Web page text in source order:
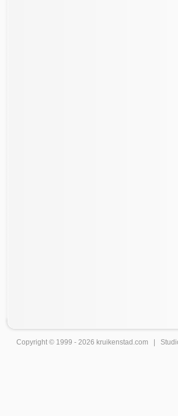
Copyright © 1999 - 2026 kruikenstad .com |